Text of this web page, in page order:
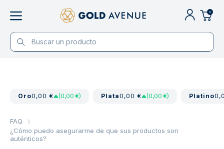
0
Oro0,00 € (0,00 €) Plata0,00 € (0,00 €) Platino
FAQ
¿Cómo puedo asegurarme de que sus productos son
auténticos?